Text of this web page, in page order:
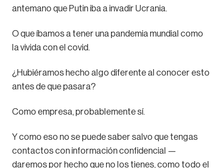
antemano que Putin iba a invadir Ucrania.
O que íbamos a tener una pandemia mundial como
la vivida con el covid.
¿Hubiéramos hecho algo diferente al conocer esto
antes de que pasara?
Como empresa, probablemente sí.
Y como eso no se puede saber salvo que tengas
contactos con información confidencial —
daremos por hecho que no los tienes, como todo el